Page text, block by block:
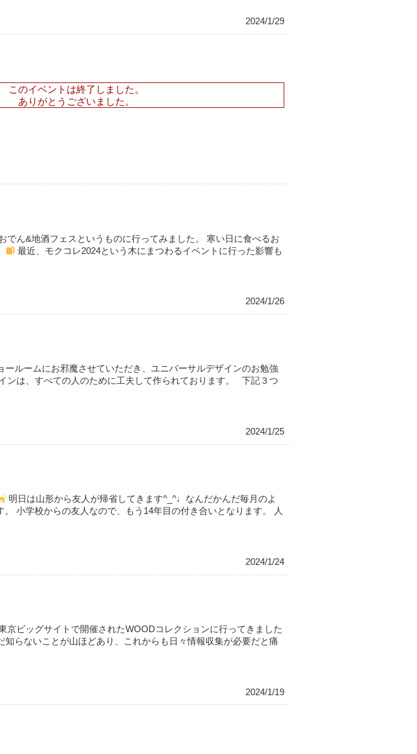
2024/1/29
このイベントは終了しました。
ありがとうございました。
でん&地酒フェスというものに行ってみました。 寒い日に食べるお
最近、モクコレ2024という木にまつわるイベントに行った影響も
2024/1/26
ルームにお邪魔させていただき、ユニバーサルデザインのお勉強
ンは、すべての人のために工夫して作られております。 下記３つ
2024/1/25
明日は山形から友人が帰省してきます^_^♩なんだかんだ毎月のよ
。 小学校からの友人なので、もう14年目の付き合いとなります。 人
2024/1/24
京ビッグサイトで開催されたWOODコレクションに行ってきました
知らないことが山ほどあり、これからも日々情報収集が必要だと痛
2024/1/19